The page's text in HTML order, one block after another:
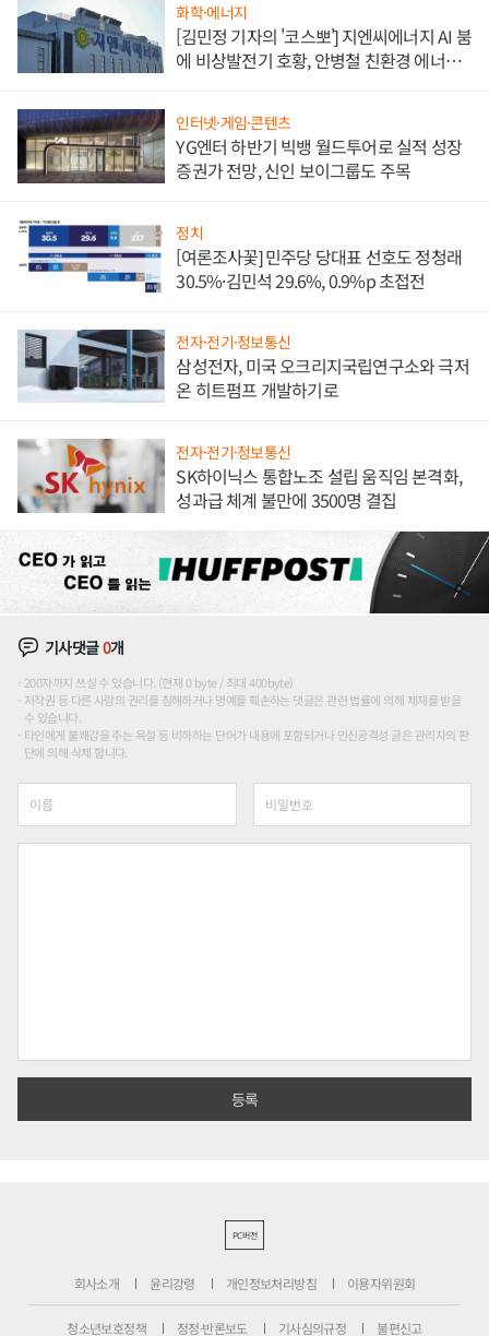
화학·에너지
[김민정 기자의 '코스뽀'] 지엔씨에너지 AI 붐
에 비상발전기 호황, 안병철 친환경 에너지
인터넷·게임·콘텐츠
YG엔터 하반기 빅뱅 월드투어로 실적 성장
증권가 전망, 신인 보이그룹도 주목
정치
[여론조사꽃] 민주당 당대표 선호도 정청래
30.5%·김민석 29.6%, 0.9%p 초접전
전자·전기·정보통신
삼성전자, 미국 오크리지국립연구소와 극저
온 히트펌프 개발하기로
전자·전기·정보통신
SK하이닉스 통합노조 설립 움직임 본격화,
성과급 체계 불만에 3500명 결집
기사댓글0개
200자까지 쓰실 수 있습니다. (현재 0 byte / 최대 400byte)
저작권 등 다른 사람의 권리를 침해하거나 명예를 훼손하는 댓글은 관련 법률에 의해 제재를 받을
수 있습니다.
타인에게 불쾌감을 주는 욕설 등 비하하는 단어가 내용에 포함되거나 인신공격성 글은 관리자의 판
단에 의해 삭제 합니다.
PC버전
회사소개 윤리강령 개인정보처리방침 이용자위원회
청소년보호정책 정정·반론보도 기사심의규정 불편신고